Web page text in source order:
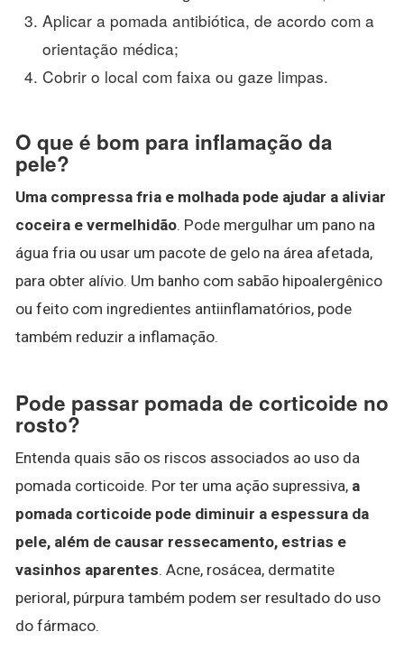
Aplicar a pomada antibiótica, de acordo com a
orientação médica;
Cobrir o local com faixa ou gaze limpas.
O que é bom para inflamação da
pele?
Uma compressa fria e molhada pode ajudar a aliviar
coceira e vermelhidão. Pode mergulhar um pano na
água fria ou usar um pacote de gelo na área afetada,
para obter alívio. Um banho com sabão hipoalergênico
ou feito com ingredientes antiinflamatórios, pode
também reduzir a inflamação.
Pode passar pomada de corticoide no
rosto?
Entenda quais são os riscos associados ao uso da
pomada corticoide. Por ter uma ação supressiva, a
pomada corticoide pode diminuir a espessura da
pele, além de causar ressecamento, estrias e
vasinhos aparentes. Acne, rosácea, dermatite
perioral, púrpura também podem ser resultado do uso
do fármaco.